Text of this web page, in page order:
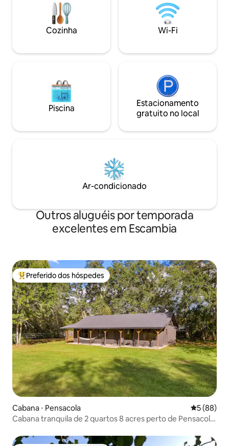
água, onde observamos a prática dos
Blue Angels. Navy Point tem uma ótima
pesca, uma rampa de barco, 20 min para
as praias e 10 min para o centro da
para o uso dos
facilmente a
centro de
Pensacola ou as
Cozinha Wi-Fi
Piscina
Estacionamento
gratuito no local
Ar-condicionado
Outros aluguéis por temporada
excelentes em Escambia
Entre os melhores preferidos dos hóspedes
Preferido dos hóspedes
Cabana ⋅ Pensacola 5 de uma
5 (88)
Cabana tranquila de 2 quartos 8 acres perto de Pensacola